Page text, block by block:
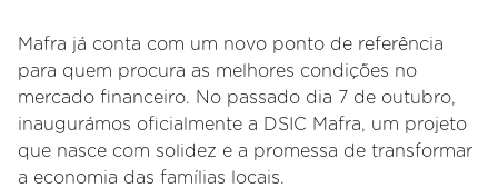
Mafra já conta com um novo ponto de referência
para quem procura as melhores condições no
mercado financeiro. No passado dia 7 de outubro,
inaugurámos oficialmente a DSIC Mafra, um projeto
que nasce com solidez e a promessa de transformar
a economia das famílias locais.